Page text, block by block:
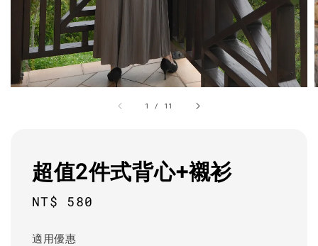
1 / 11
超值2件式背心+襯衫
Regular
NT$ 580
適用優惠